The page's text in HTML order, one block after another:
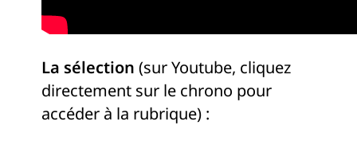
La sélection (sur Youtube, cliquez
directement sur le chrono pour
accéder à la rubrique) :